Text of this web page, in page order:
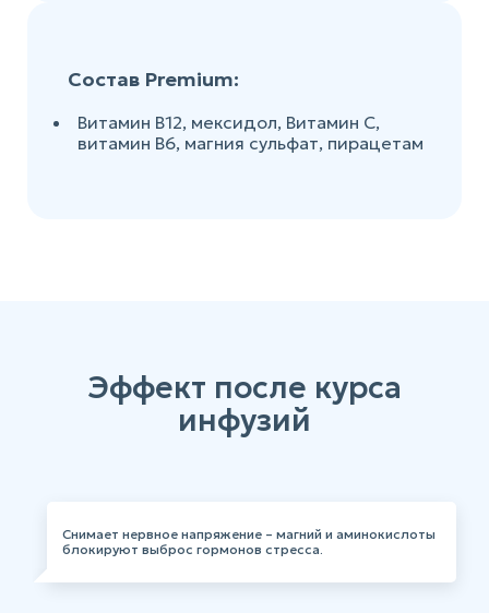
Состав Premium:
Витамин В12, мексидол, Витамин С,
витамин В6, магния сульфат, пирацетам
Эффект после курса
инфузий
Снимает нервное напряжение – магний и аминокислоты
блокируют выброс гормонов стресса.